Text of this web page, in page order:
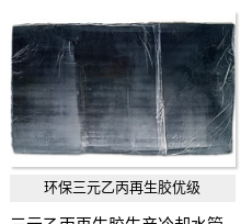
环保三元乙丙再生胶优级